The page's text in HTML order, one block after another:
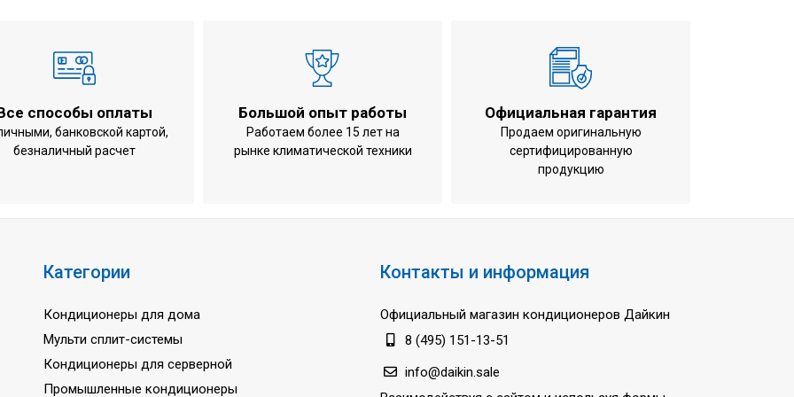
1850x600x270 мм
39 кг
Низк.)
- / 49,0 / 47,0 дБ(А)
15 м
Инверторное
9,52 мм
способы оплаты
банковской картой,
безналичный расчет
Большой опыт работы
Работаем более 15 лет на
рынке климатической техники
Официальная гарантия
Продаем оригинальную
сертифицированную
продукцию
Категории
Кондиционеры для дома
Мульти сплит-системы
Кондиционеры для серверной
Промышленные кондиционеры
Контакты и информация
Официальный магазин кондиционеров Дайкин
8 (495) 151-13-51
info@daikin.sale